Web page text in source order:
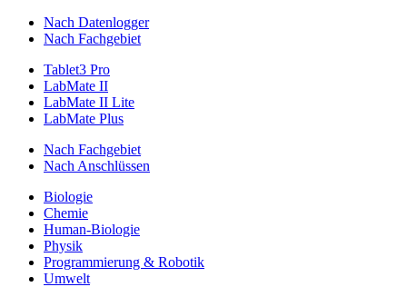
Nach Datenlogger
Nach Fachgebiet
Tablet3 Pro
LabMate II
LabMate II Lite
LabMate Plus
Nach Fachgebiet
Nach Anschlüssen
Biologie
Chemie
Human-Biologie
Physik
Programmierung & Robotik
Umwelt